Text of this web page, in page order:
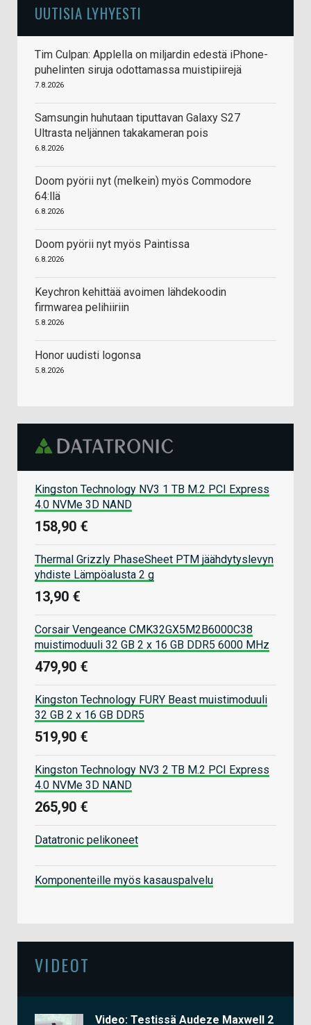
UUTISIA LYHYESTI
Tim Culpan: Applella on miljardin edestä iPhone-
puhelinten siruja odottamassa muistipiirejä
7.8.2026
Samsungin huhutaan tiputtavan Galaxy S27
Ultrasta neljännen takakameran pois
6.8.2026
Doom pyörii nyt (melkein) myös Commodore
64:llä
6.8.2026
Doom pyörii nyt myös Paintissa
6.8.2026
Keychron kehittää avoimen lähdekoodin
firmwarea pelihiiriin
5.8.2026
Honor uudisti logonsa
5.8.2026
Kingston Technology NV3 1 TB M.2 PCI Express
4.0 NVMe 3D NAND
158,90 €
Thermal Grizzly PhaseSheet PTM jäähdytyslevyn
yhdiste Lämpöalusta 2 g
13,90 €
Corsair Vengeance CMK32GX5M2B6000C38
muistimoduuli 32 GB 2 x 16 GB DDR5 6000 MHz
479,90 €
Kingston Technology FURY Beast muistimoduuli
32 GB 2 x 16 GB DDR5
519,90 €
Kingston Technology NV3 2 TB M.2 PCI Express
4.0 NVMe 3D NAND
265,90 €
Datatronic pelikoneet
Komponenteille myös kasauspalvelu
VIDEOT
Video: Testissä Audeze Maxwell 2